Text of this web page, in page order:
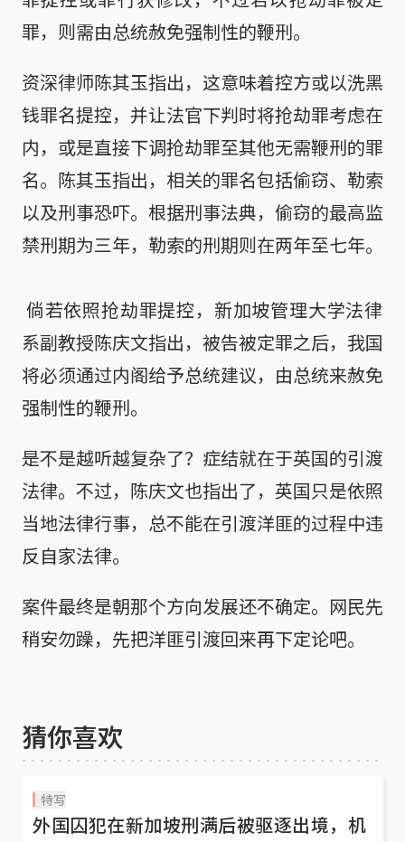
罪，则需由总统赦免强制性的鞭刑。
资深律师陈其玉指出，这意味着控方或以洗黑
钱罪名提控，并让法官下判时将抢劫罪考虑在
内，或是直接下调抢劫罪至其他无需鞭刑的罪
名。陈其玉指出，相关的罪名包括偷窃、勒索
以及刑事恐吓。根据刑事法典，偷窃的最高监
禁刑期为三年，勒索的刑期则在两年至七年。
系副教授陈庆文指出，被告被定罪之后，我国
将必须通过内阁给予总统建议，由总统来赦免
强制性的鞭刑。
是不是越听越复杂了？症结就在于英国的引渡
法律。不过，陈庆文也指出了，英国只是依照
当地法律行事，总不能在引渡洋匪的过程中违
反自家法律。
案件最终是朝那个方向发展还不确定。网民先
稍安勿躁，先把洋匪引渡回来再下定论吧。
猜你喜欢
特写
外国囚犯在新加坡刑满后被驱逐出境，机